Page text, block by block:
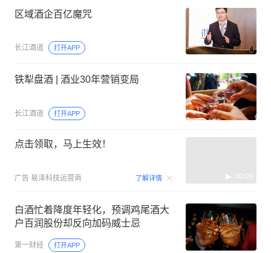
区域酒企百亿魔咒
长江酒道 打开APP
铁犁盘酒 | 酒业30年营销变局
长江酒道 打开APP
点击领取，马上生效！
广告 易泽科技运营商 了解详情 00:09
白酒忙着降度年轻化，预调鸡尾酒大
户百润股份却反向加码威士忌
第一财经 打开APP